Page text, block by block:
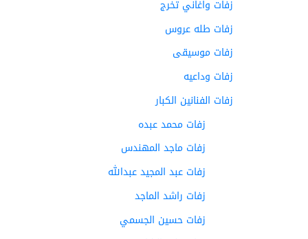
زفات واغاني تخرج
زفات طله عروس
زفات موسيقى
زفات وداعيه
زفات الفنانين الكبار
زفات محمد عبده
زفات ماجد المهندس
زفات عبد المجيد عبدالله
زفات راشد الماجد
زفات حسين الجسمي